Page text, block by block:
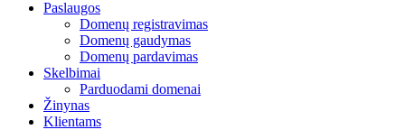
Paslaugos
Domenų registravimas
Domenų gaudymas
Domenų pardavimas
Skelbimai
Parduodami domenai
Žinynas
Klientams